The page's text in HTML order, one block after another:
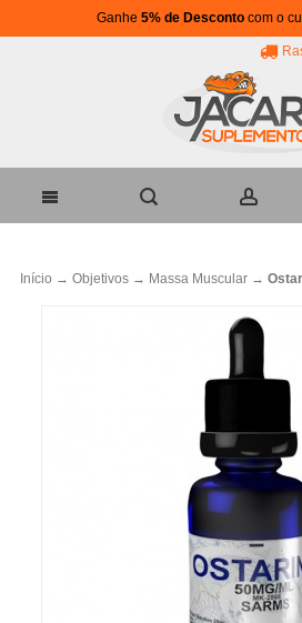
Ganhe 5% de Desconto com o
Início → Objetivos → Massa Muscular →